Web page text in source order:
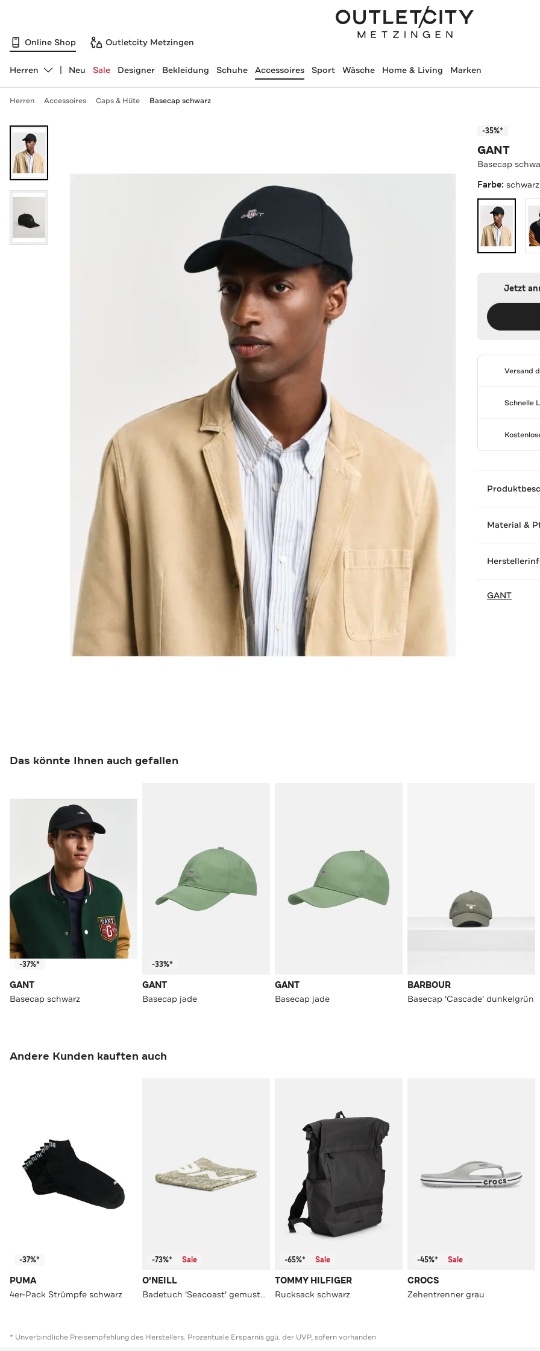
Online Shop Outletcity Metzingen
Abteilung ändern, ausgewählt:
Herren Neu Sale Designer Bekleidung Schuhe Accessoires Sport Wäsche Home & Living Marken
Herren Accessoires Caps & Hüte Basecap schwarz
-35%*
GANT
Basecap
Farbe: schwarz
Jetzt
Versand
Schnelle
Material &
GANT
Das könnte Ihnen auch gefallen
-37%*
GANT
Basecap schwarz
-33%*
GANT
Basecap jade
GANT
Basecap jade
BARBOUR
Basecap 'Cascade' dunkelgrün
Andere Kunden kauften auch
-37%*
PUMA
4er-Pack Strümpfe schwarz
-73%* Sale
O'NEILL
Badetuch 'Seacoast' gemustert
-65%* Sale
TOMMY HILFIGER
Rucksack schwarz
-45%* Sale
CROCS
Zehentrenner grau
* Unverbindliche Preisempfehlung des Herstellers. Prozentuale Ersparnis ggü. der UVP, sofern vorhanden